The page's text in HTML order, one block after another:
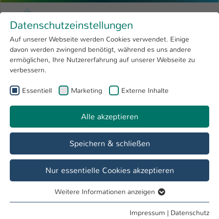
Menu
Forschung 4
Open submenu
Hochschule
International
Zum Hauptinhalt springen
Hochschule Kaiserslautern
Sie sind hier:
Labore
Fachbereich
Übersicht Studieninteressierte Studierende
Labor H 2.083 - Grundlagen der
Bildverarbeitung
Forschungsthemen
Datenschutzeinstellungen
Auf unserer Webseite werden Cookies verwendet. Einige
davon werden zwingend benötigt, während es uns andere
ermöglichen, Ihre Nutzererfahrung auf unserer Webseite zu
verbessern.
Essentiell Marketing Externe Inhalte
Alle akzeptieren
Speichern & schließen
Nur essentielle Cookies akzeptieren
Essentielle Cookies werden für grundlegende Funktionen
Weitere Informationen anzeigen
Impressum | Datenschutz